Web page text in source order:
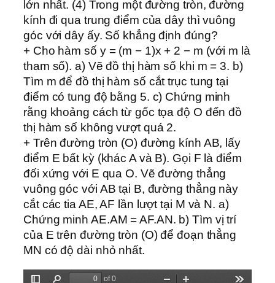
lớn nhất. (4) Trong một đường tròn, đường
kính đi qua trung điểm của dây thì vuông
góc với dây ấy. Số khẳng định đúng?
+ Cho hàm số y = (m − 1)x + 2 − m (với m là
tham số). a) Vẽ đồ thị hàm số khi m = 3. b)
Tìm m để đồ thị hàm số cắt trục tung tại
điểm có tung độ bằng 5. c) Chứng minh
rằng khoảng cách từ gốc tọa độ O đến đồ
thị hàm số không vượt quá 2.
+ Trên đường tròn (O) đường kính AB, lấy
điểm E bất kỳ (khác A và B). Gọi F là điểm
đối xứng với E qua O. Vẽ đường thẳng
vuông góc với AB tại B, đường thẳng này
cắt các tia AE, AF lần lượt tại M và N. a)
Chứng minh AE.AM = AF.AN. b) Tìm vị trí
của E trên đường tròn (O) để đoạn thẳng
MN có độ dài nhỏ nhất.